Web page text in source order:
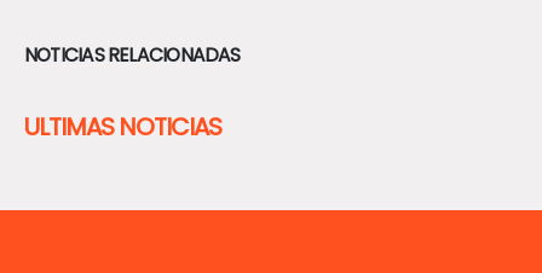
NOTICIAS RELACIONADAS
ULTIMAS NOTICIAS